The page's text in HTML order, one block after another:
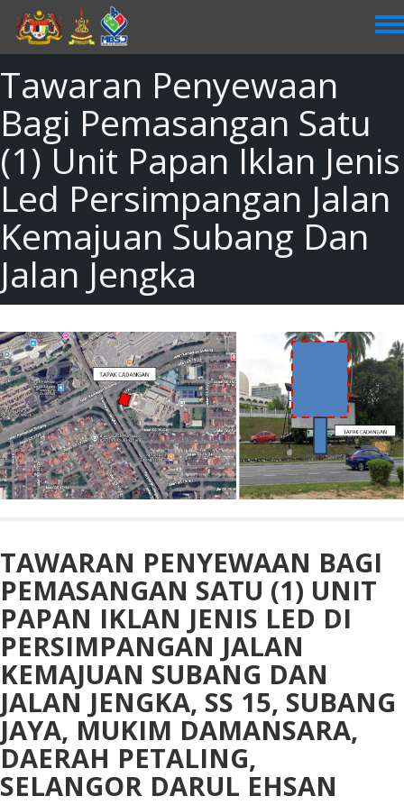
main
content
Tawaran Penyewaan
Bagi Pemasangan Satu
(1) Unit Papan Iklan Jenis
Led Persimpangan Jalan
Kemajuan Subang Dan
Jalan Jengka
TAWARAN PENYEWAAN BAGI
PEMASANGAN SATU (1) UNIT
PAPAN IKLAN JENIS LED DI
PERSIMPANGAN JALAN
KEMAJUAN SUBANG DAN
JALAN JENGKA, SS 15, SUBANG
JAYA, MUKIM DAMANSARA,
DAERAH PETALING,
SELANGOR DARUL EHSAN